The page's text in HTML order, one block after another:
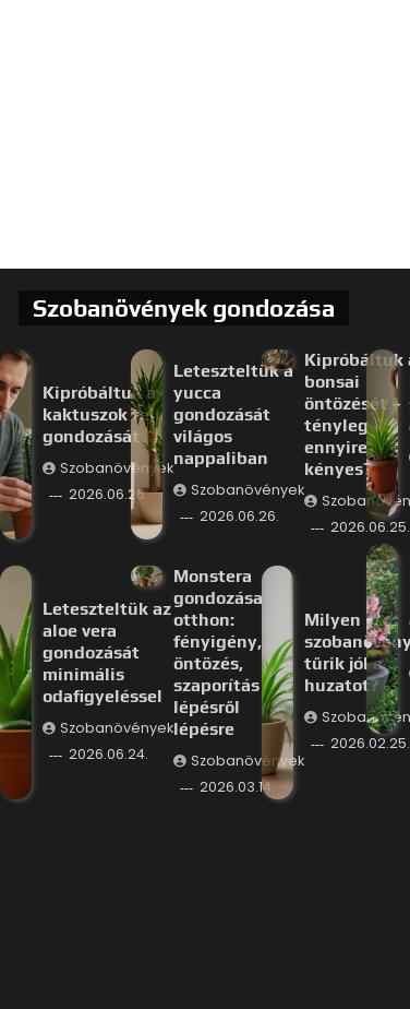
Szobanövények gondozása
Kipróbáltuk a
kaktuszok téli
gondozását
Szobanövények
2026.06.26.
Leteszteltük a
yucca
gondozását
világos
nappaliban
Szobanövények
2026.06.26.
Kipróbáltuk
bonsai
öntözését –
tényleg
ennyire
kényes?
2026.06.25.
Leteszteltük az
aloe vera
gondozását
minimális
odafigyeléssel
Szobanövények
2026.06.24.
Monstera
gondozása
otthon:
fényigény,
öntözés,
szaporítás
lépésről
lépésre
Szobanövények
2026.03.14.
Milyen
tűrik jól a
huzatot?
2026.02.25.